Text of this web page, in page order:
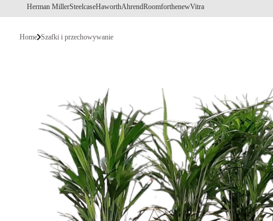
Herman MillerSteelcaseHaworthAhrendRoomforthenewVitra
Home Szafki i przechowywanie